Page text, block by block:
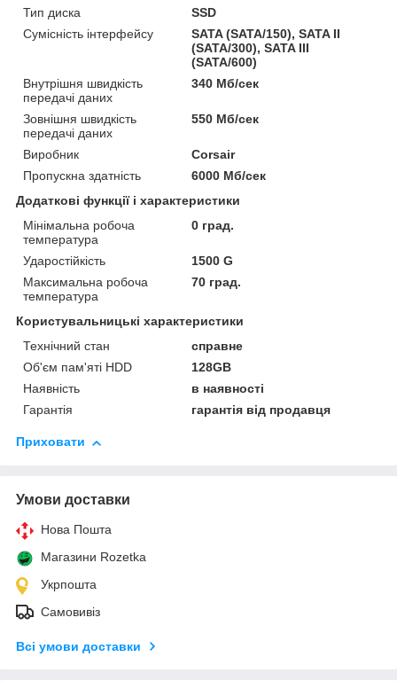
Тип диска
SSD
Сумісність інтерфейсу
SATA (SATA/150), SATA II
(SATA/300), SATA III
(SATA/600)
Внутрішня швидкість
передачі даних
340 Мб/сек
Зовнішня швидкість
передачі даних
550 Мб/сек
Виробник
Corsair
Пропускна здатність
6000 Мб/сек
Додаткові функції і характеристики
Мінімальна робоча
температура
0 град.
Ударостійкість
1500 G
Максимальна робоча
температура
70 град.
Користувальницькі характеристики
Технічний стан
справне
Об'єм пам'яті HDD
128GB
Наявність
в наявності
Гарантія
гарантія від продавця
Приховати
Умови доставки
Нова Пошта
Магазини Rozetka
Укрпошта
Самовивіз
Всі умови доставки